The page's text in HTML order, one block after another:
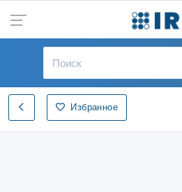
Избранное